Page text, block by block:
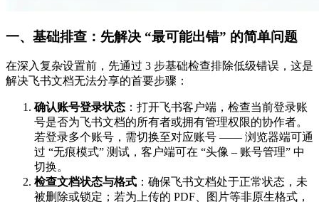
一、基础排查：先解决 “最可能出错” 的简单问题
在深入复杂设置前，先通过 3 步基础检查排除低级错误，这是
解决飞书文档无法分享的首要步骤：
确认账号登录状态 ：打开飞书客户端，检查当前登录账
号是否为飞书文档的所有者或拥有管理权限的协作者。
若登录多个账号，需切换至对应账号 —— 浏览器端可通
过 “无痕模式” 测试，客户端可在 “头像 – 账号管理” 中
切换。
检查文档状态与格式 ：确保飞书文档处于正常状态，未
被删除或锁定；若为上传的 PDF、图片等非原生格式，